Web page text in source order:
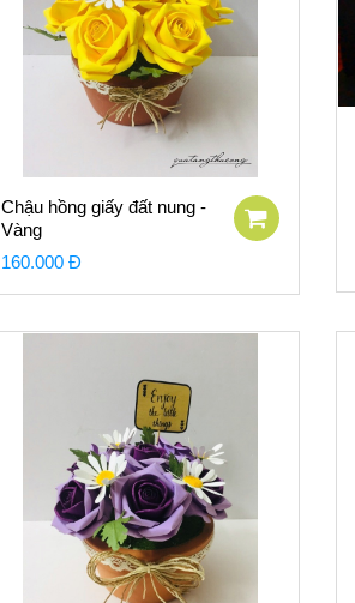
Chậu hồng giấy đất nung -
Vàng
160.000 Đ